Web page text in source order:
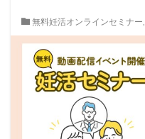
無料妊活オンラインセミナー,